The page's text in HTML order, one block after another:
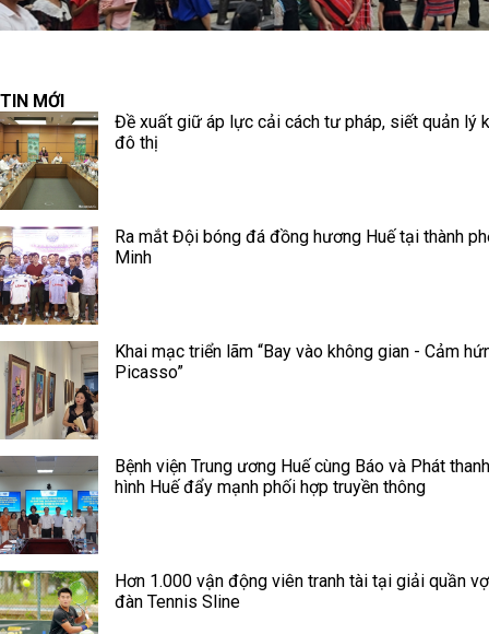
TIN MỚI
Đề xuất giữ áp lực cải cách tư pháp, siết quản lý
đô thị
Ra mắt Đội bóng đá đồng hương Huế tại thành
Minh
Khai mạc triển lãm “Bay vào không gian - Cảm
Picasso”
Bệnh viện Trung ương Huế cùng Báo và Phát
hình Huế đẩy mạnh phối hợp truyền thông
Hơn 1.000 vận động viên tranh tài tại giải quần
đàn Tennis Sline